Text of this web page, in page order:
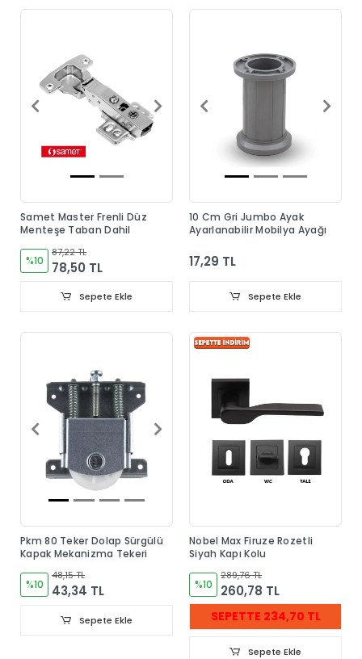
Samet Master Frenli Düz
Menteşe Taban Dahil
%10
87,22 TL
78,50 TL
Sepete Ekle
10 Cm Gri Jumbo Ayak
Ayarlanabilir Mobilya Ayağı
17,29 TL
Sepete Ekle
Pkm 80 Teker Dolap Sürgülü
Kapak Mekanizma Tekeri
%10
48,15 TL
43,34 TL
Sepete Ekle
Nobel Max Firuze Rozetli
Siyah Kapı Kolu
%10
289,76 TL
260,78 TL
SEPETTE 234,70 TL
Sepete Ekle